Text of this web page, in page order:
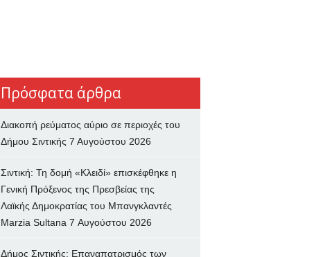
Πρόσφατα άρθρα
Διακοπή ρεύματος αύριο σε περιοχές του
Δήμου Σιντικής 7 Αυγούστου 2026
Σιντική: Τη δομή «Κλειδί» επισκέφθηκε η
Γενική Πρόξενος της Πρεσβείας της
Λαϊκής Δημοκρατίας του Μπανγκλαντές
Marzia Sultana 7 Αυγούστου 2026
Δήμος Σιντικής: Επαναπατρισμός των